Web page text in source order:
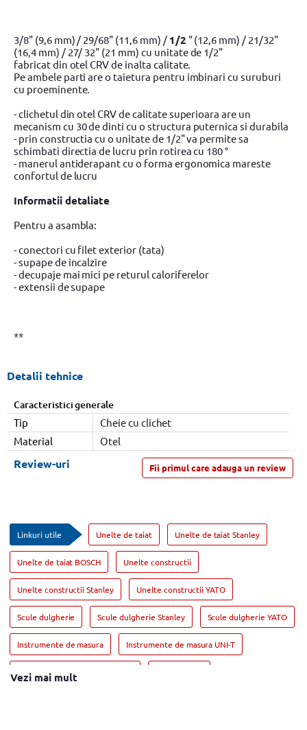
3/8" (9,6 mm) / 29/68" (11,6 mm) / 1/2 " (12,6 mm) / 21/32"
(16,4 mm) / 27/ 32" (21 mm) cu unitate de 1/2"
fabricat din otel CRV de inalta calitate.
Pe ambele parti are o taietura pentru imbinari cu suruburi
cu proeminente.
- clichetul din otel CRV de calitate superioara are un
mecanism cu 30 de dinti cu o structura puternica si durabila
- prin constructia cu o unitate de 1/2" va permite sa
schimbati directia de lucru prin rotirea cu 180 °
- manerul antiderapant cu o forma ergonomica mareste
confortul de lucru
Informatii detaliate
Pentru a asambla:
- conectori cu filet exterior (tata)
- supape de incalzire
- decupaje mai mici pe returul caloriferelor
- extensii de supape
**
Detalii tehnice
Caracteristici generale
Tip
Cheie cu clichet
Material
Otel
Fii primul care adauga un review
Review-uri
Linkuri utile Unelte de taiat Unelte de taiat Stanley
Unelte de taiat BOSCH Unelte constructii
Unelte constructii Stanley Unelte constructii YATO
Scule dulgherie Scule dulgherie Stanley Scule dulgherie YATO
Instrumente de masura Instrumente de masura UNI-T
Instrumente de masura Stanley
Vezi mai mult